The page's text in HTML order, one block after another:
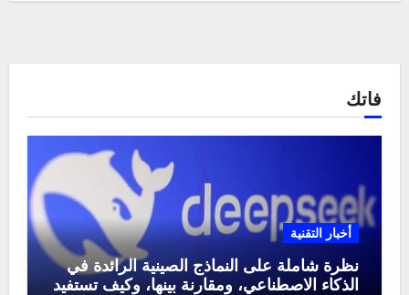
فاتك
أخبار التقنية
نظرة شاملة على النماذج الصينية الرائدة في
الذكاء الاصطناعي، ومقارنة بينها، وكيف تستفيد